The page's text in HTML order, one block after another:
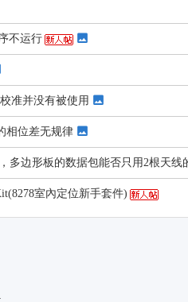
不运行
准并没有被使用
相位差无规律
多边形板的数据包能否只用2根天线
室內定位新手套件)